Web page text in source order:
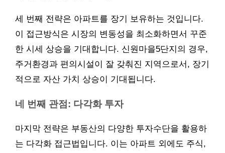
세 번째 전략은 아파트를 장기 보유하는 것입니다.
이 접근방식은 시장의 변동성을 최소화하면서 꾸준
한 시세 상승을 기대합니다. 신원마을5단지의 경우,
주거환경과 편의시설이 잘 갖춰진 지역으로서, 장기
적으로 자산 가치 상승이 기대됩니다.
네 번째 관점: 다각화 투자
마지막 전략은 부동산의 다양한 투자수단을 활용하
는 다각화 접근법입니다. 이는 아파트 외에도 주식,